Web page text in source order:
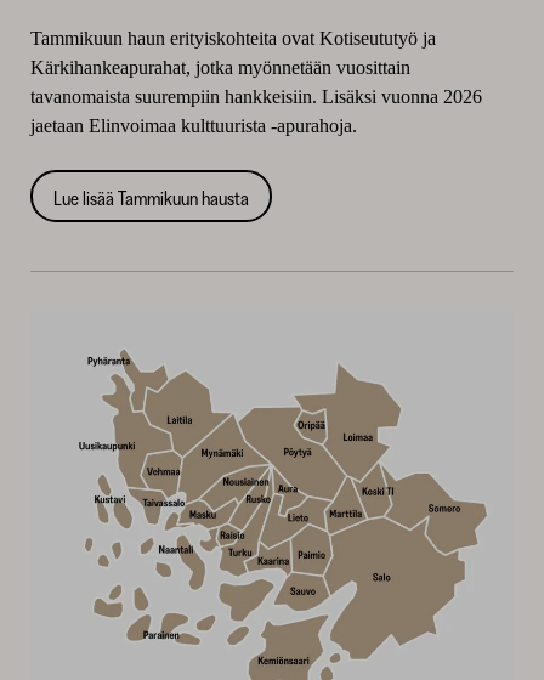
Tammikuun haun erityiskohteita ovat Kotiseututyö ja
Kärkihankeapurahat, jotka myönnetään vuosittain
tavanomaista suurempiin hankkeisiin. Lisäksi vuonna 2026
jaetaan Elinvoimaa kulttuurista -apurahoja.
Lue lisää Tammikuun hausta